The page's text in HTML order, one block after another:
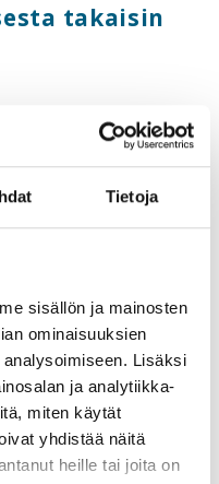
Tietoja
sisällön ja mainosten
ominaisuuksien
Lisäksi
ja analytiikka-
miten käytät
yhdistää näitä
heille tai joita on
takaisin
3 askelta
konkreettista askelta,
kiireen
kautta
psykologi,